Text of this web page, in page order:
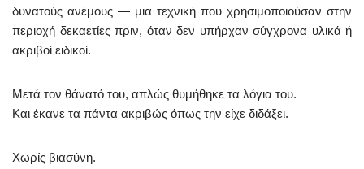
δυνατούς ανέμους — μια τεχνική που χρησιμοποιούσαν στην
περιοχή δεκαετίες πριν, όταν δεν υπήρχαν σύγχρονα υλικά ή
ακριβοί ειδικοί.
Μετά τον θάνατό του, απλώς θυμήθηκε τα λόγια του.
Και έκανε τα πάντα ακριβώς όπως την είχε διδάξει.
Χωρίς βιασύνη.